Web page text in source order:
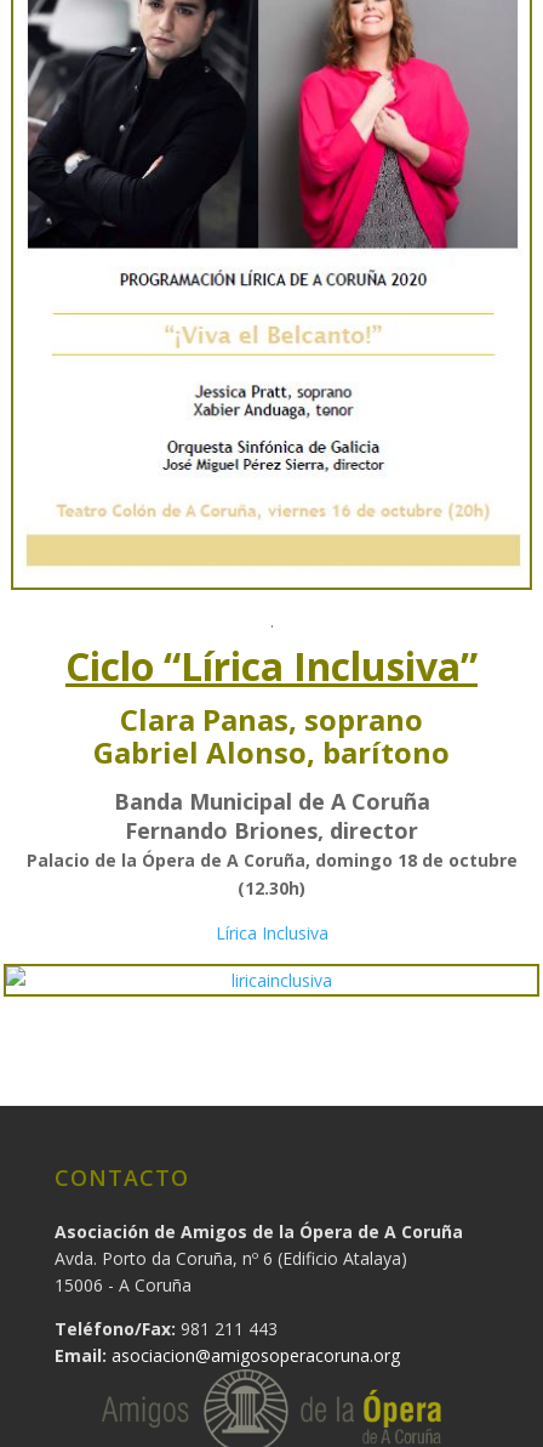
.
Ciclo “Lírica Inclusiva”
Clara Panas, soprano
Gabriel Alonso, barítono
Banda Municipal de A Coruña
Fernando Briones, director
Palacio de la Ópera de A Coruña, domingo 18 de octubre
(12.30h)
Lírica Inclusiva
CONTACTO
Asociación de Amigos de la Ópera de A Coruña
Avda. Porto da Coruña, nº 6 (Edificio Atalaya)
15006 - A Coruña
Teléfono/Fax: 981 211 443
Email: asociacion@amigosoperacoruna.org